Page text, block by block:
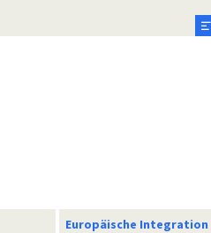
Europäische Integration